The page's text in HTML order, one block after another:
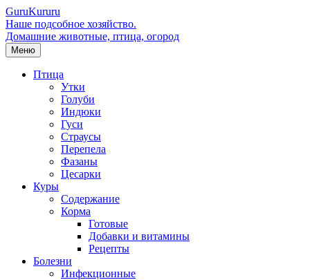
GuruKururu
Наше подсобное хозяйство.
Домашние животные, птица, огород
Меню
Птица
Утки
Голуби
Индюки
Гуси
Страусы
Перепела
Фазаны
Цесарки
Куры
Содержание
Корма
Готовые
Добавки и витамины
Рецепты
Болезни
Инфекционные